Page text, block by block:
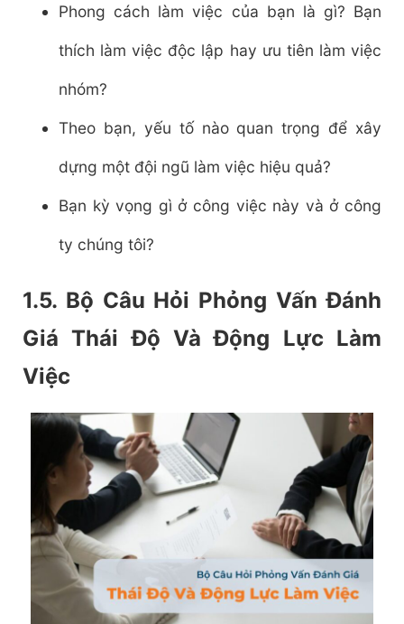
Phong cách làm việc của bạn là gì? Bạn
thích làm việc độc lập hay ưu tiên làm việc
nhóm?
Theo bạn, yếu tố nào quan trọng để xây
dựng một đội ngũ làm việc hiệu quả?
Bạn kỳ vọng gì ở công việc này và ở công
ty chúng tôi?
1.5. Bộ Câu Hỏi Phỏng Vấn Đánh
Giá Thái Độ Và Động Lực Làm
Việc